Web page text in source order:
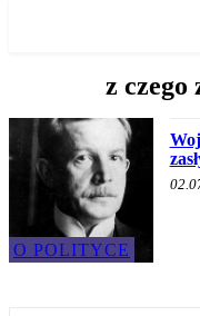
z czego
O POLITYCE